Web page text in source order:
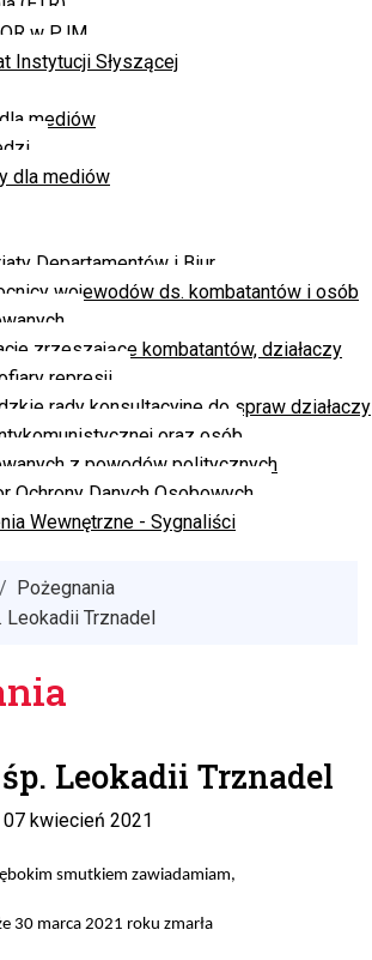
w PJM
Instytucji Słyszącej
mediów
dla mediów
Departamentów i Biur
wojewodów ds. kombatantów i osób
zrzeszające kombatantów, działaczy
represji
rady konsultacyjne do spraw działaczy
oraz osób
z powodów politycznych
Ochrony Danych Osobowych
Wewnętrzne - Sygnaliści
Pożegnania
Leokadii Trznadel
Leokadii Trznadel
kwiecień 2021
smutkiem zawiadamiam,
30 marca 2021 roku zmarła